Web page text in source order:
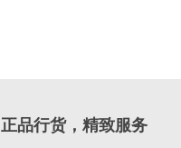
正品行货，精致服务